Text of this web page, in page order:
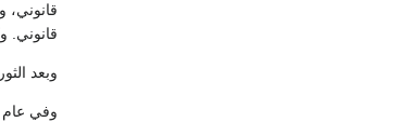
قانوني.
وبعد
وفي عام